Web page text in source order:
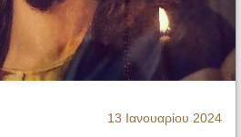
13 Ιανουαρίου 2024